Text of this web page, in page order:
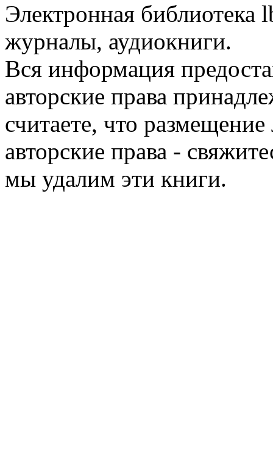
Электронная библиотека
журналы, аудиокниги.
Вся информация
авторские права
считаете, что
авторские права -
мы удалим эти книги.